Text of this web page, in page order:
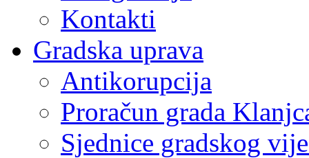
Kontakti
Gradska uprava
Antikorupcija
Proračun grada
Sjednice gradskog